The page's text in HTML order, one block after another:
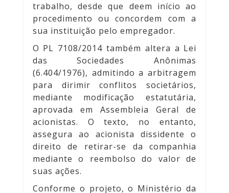
trabalho, desde que deem início ao
procedimento ou concordem com a
sua instituição pelo empregador.
O PL 7108/2014 também altera a Lei
das Sociedades Anônimas
(6.404/1976), admitindo a arbitragem
para dirimir conflitos societários,
mediante modificação estatutária,
aprovada em Assembleia Geral de
acionistas. O texto, no entanto,
assegura ao acionista dissidente o
direito de retirar-se da companhia
mediante o reembolso do valor de
suas ações.
Conforme o projeto, o Ministério da